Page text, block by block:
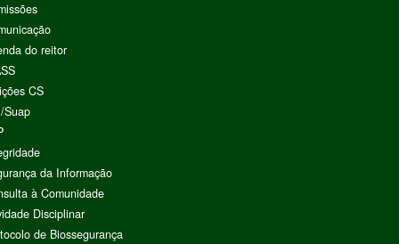
do reitor
CS
Suap
da Informação
à Comunidade
Disciplinar
de Biossegurança